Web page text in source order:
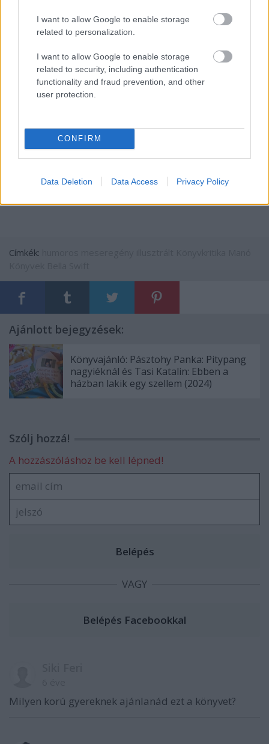
I want to allow Google to enable storage
related to personalization.
I want to allow Google to enable storage
related to security, including authentication
functionality and fraud prevention, and other
user protection.
CONFIRM
Data Deletion Data Access Privacy Policy
ugyanez Milli ábrázolására is igaz, ami sokat
hozzátesz a történetéhez.
ÖsszességébenA kutya, aki unikornis akart lenni
tökéletes karácsonyi ajándék lehet a gyerekeknek a
fa alá. Emellett egy olyan mese, amit felnőttek is
felhőtlenül élvezhetnek. Nagy előnye, hogy miközben
10/10
A könyvet a Manó Könyvek jóvoltából volt
lehetőségem elolvasni.
Címkék:
Ajánlott bejegyzések:
Könyvajánló: Pásztohy Panka: Pitypang
nagyiéknál és Tasi Katalin: Ebben a
házban lakik egy szellem (2024)
Szólj hozzá!
A hozzászóláshoz be kell lépned!
VAGY
Milyen korú gyereknek ajánlanád ezt a könyvet?